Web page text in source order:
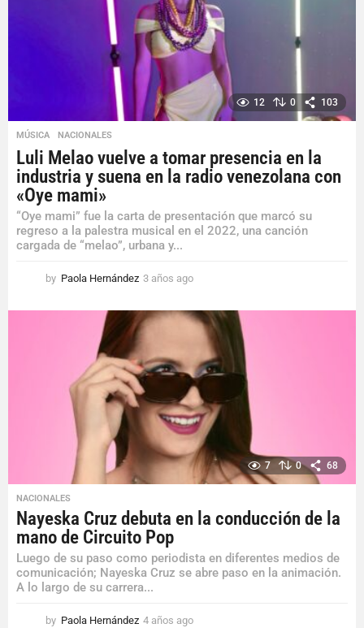
g
o
12 0 103
MÚSICA ,NACIONALES
Luli Melao vuelve a tomar presencia en la
industria y suena en la radio venezolana con
«Oye mami»
“Oye mami” fue la carta de presentación que marcó su
regreso a la palestra musical en el 2022, una canción
cargada de “melao”, urbana y...
by Paola Hernández 3 años ago
ñ
o
g
o
7 0 68
NACIONALES
Nayeska Cruz debuta en la conducción de la
mano de Circuito Pop
Luego de su paso como periodista en diferentes medios de
comunicación; Nayeska Cruz se abre paso en la animación.
A lo largo de su carrera...
by Paola Hernández 4 años ago